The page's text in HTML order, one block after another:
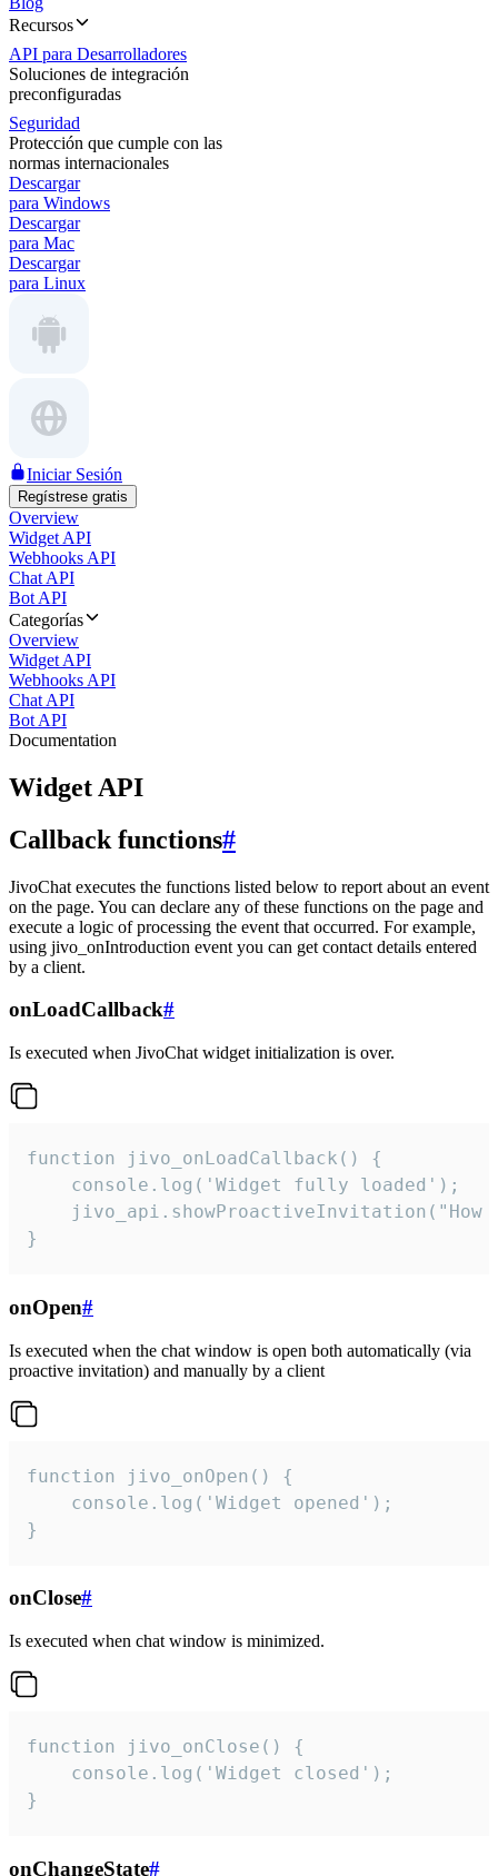
Recursos
API para Desarrolladores
Soluciones de integración
preconfiguradas
Seguridad
Protección que cumple con las
normas internacionales
Descargar
para Windows
Descargar
para Mac
Descargar
para Linux
Iniciar Sesión
Regístrese gratis
Overview
Widget API
Webhooks API
Chat API
Bot API
Categorías
Overview
Widget API
Webhooks API
Chat API
Bot API
Documentation
Widget API
Callback functions#
JivoChat executes the functions listed below to report about an event
on the page. You can declare any of these functions on the page and
execute a logic of processing the event that occurred. For example,
using jivo_onIntroduction event you can get contact details entered
by a client.
onLoadCallback#
Is executed when JivoChat widget initialization is over.
function jivo_onLoadCallback() {
    console.log('Widget fully loaded');
jivo_api.showProactiveInvitation("How
}
onOpen#
Is executed when the chat window is open both automatically (via
proactive invitation) and manually by a client
function jivo_onOpen() {
    console.log('Widget opened');
}
onClose#
Is executed when chat window is minimized.
function jivo_onClose() {
    console.log('Widget closed');
}
onChangeState#